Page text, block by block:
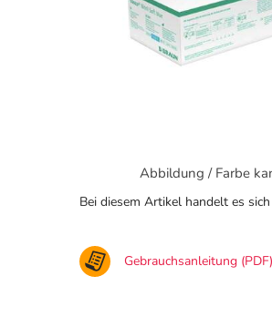
Abbildung / Farbe
Bei diesem Artikel handelt es
Gebrauchsanleitung (PDF)